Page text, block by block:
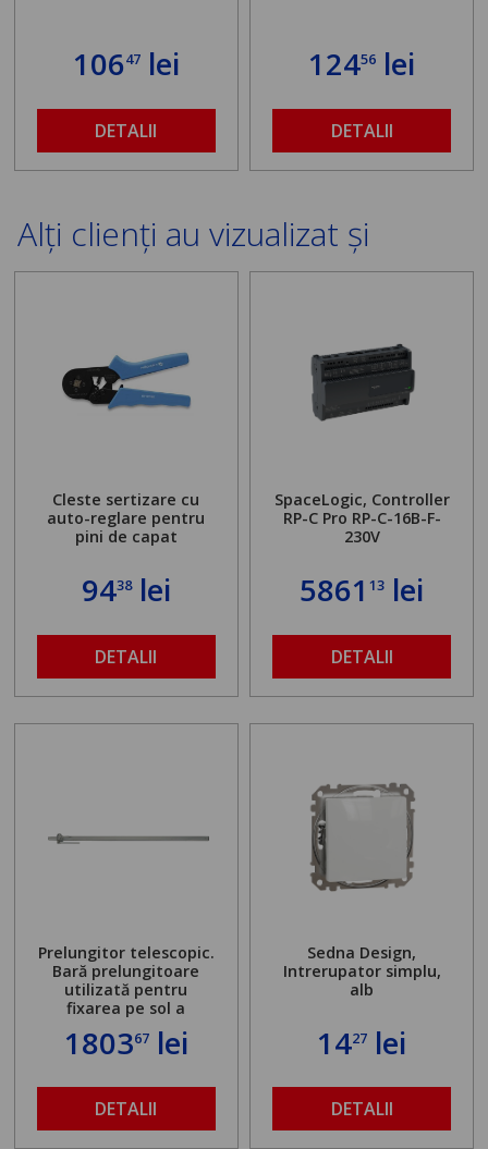
10647lei
DETALII
12456 lei
DETALII
Alți clienți au vizualizat și
Cleste sertizare cu
auto-reglare pentru
pini de capat
9438lei
DETALII
SpaceLogic, Controller
RP-C Pro RP-C-16B-F-
230V
586113 lei
DETALII
Prelungitor telescopic.
Bară prelungitoare
utilizată pentru
fixarea pe sol a
găurit în locul
maximă admisă de 500
kg și înălțime reglabilă
de la 1,8 la 2,9 m
180367lei
DETALII
Sedna Design,
Intrerupator simplu,
alb
1427 lei
DETALII